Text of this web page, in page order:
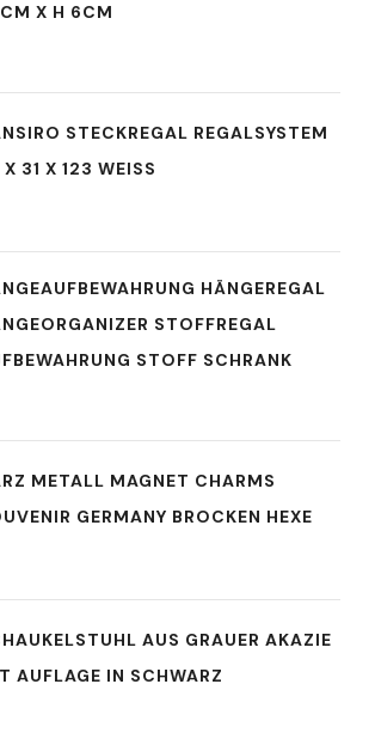
X H 6CM
STECKREGAL REGALSYSTEM
31 X 123 WEISS
HÄNGEREGAL
STOFFREGAL
STOFF SCHRANK
METALL MAGNET CHARMS
GERMANY BROCKEN HEXE
AUS GRAUER AKAZIE
AUFLAGE IN SCHWARZ